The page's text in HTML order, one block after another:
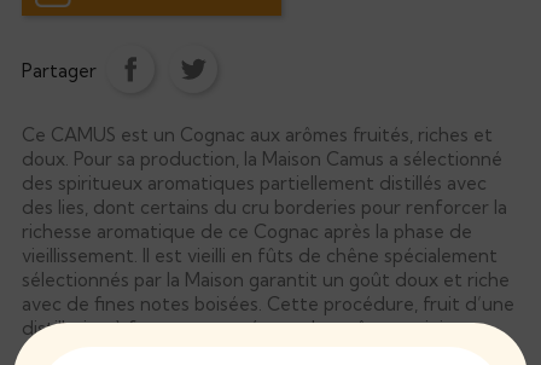
Partager
Ce CAMUS est un Cognac aux arômes fruités, riches et
doux. Pour sa production, la Maison Camus a sélectionné
des spiritueux aromatiques partiellement distillés avec
des lies, dont certains du cru borderies pour renforcer la
richesse aromatique de ce Cognac après la phase de
vieillissement. Il est vieilli en fûts de chêne spécialement
sélectionnés par la Maison garantit un goût doux et riche
avec de fines notes boisées. Cette procédure, fruit d’une
distillation à feu moyen, préserve les arômes originaux
des spiritueux et donne au Cognac un équilibre